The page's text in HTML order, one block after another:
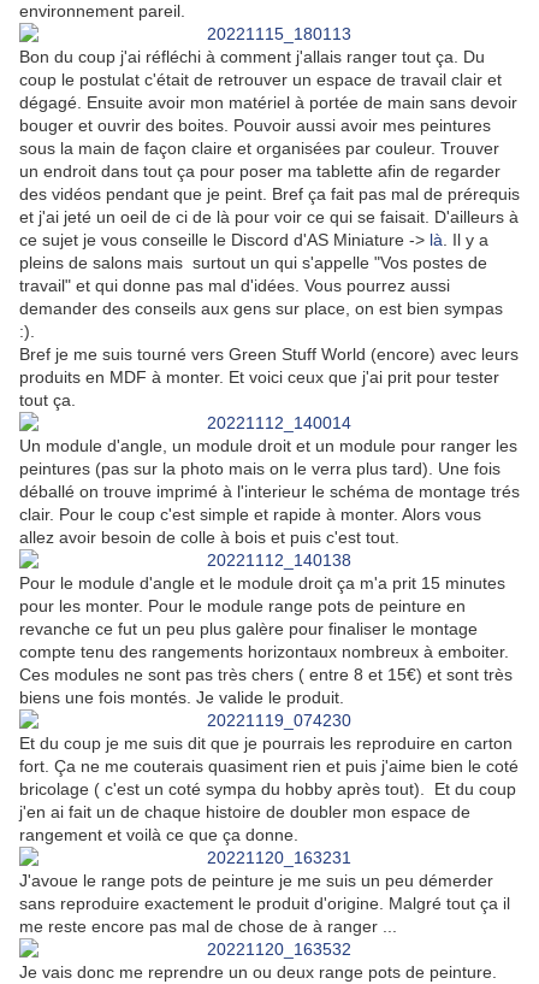
environnement pareil.
Bon du coup j'ai réfléchi à comment j'allais ranger tout ça. Du
coup le postulat c'était de retrouver un espace de travail clair et
dégagé. Ensuite avoir mon matériel à portée de main sans devoir
bouger et ouvrir des boites. Pouvoir aussi avoir mes peintures
sous la main de façon claire et organisées par couleur. Trouver
un endroit dans tout ça pour poser ma tablette afin de regarder
des vidéos pendant que je peint. Bref ça fait pas mal de prérequis
et j'ai jeté un oeil de ci de là pour voir ce qui se faisait. D'ailleurs à
ce sujet je vous conseille le Discord d'AS Miniature -> là . Il y a
pleins de salons mais surtout un qui s'appelle "Vos postes de
travail" et qui donne pas mal d'idées. Vous pourrez aussi
demander des conseils aux gens sur place, on est bien sympas
:).
Bref je me suis tourné vers Green Stuff World (encore) avec leurs
produits en MDF à monter. Et voici ceux que j'ai prit pour tester
tout ça.
Un module d'angle, un module droit et un module pour ranger les
peintures (pas sur la photo mais on le verra plus tard). Une fois
déballé on trouve imprimé à l'interieur le schéma de montage trés
clair. Pour le coup c'est simple et rapide à monter. Alors vous
allez avoir besoin de colle à bois et puis c'est tout.
Pour le module d'angle et le module droit ça m'a prit 15 minutes
pour les monter. Pour le module range pots de peinture en
revanche ce fut un peu plus galère pour finaliser le montage
compte tenu des rangements horizontaux nombreux à emboiter.
Ces modules ne sont pas très chers ( entre 8 et 15€) et sont très
biens une fois montés. Je valide le produit.
Et du coup je me suis dit que je pourrais les reproduire en carton
fort. Ça ne me couterais quasiment rien et puis j'aime bien le coté
bricolage ( c'est un coté sympa du hobby après tout). Et du coup
j'en ai fait un de chaque histoire de doubler mon espace de
rangement et voilà ce que ça donne.
J'avoue le range pots de peinture je me suis un peu démerder
sans reproduire exactement le produit d'origine. Malgré tout ça il
me reste encore pas mal de chose de à ranger ...
Je vais donc me reprendre un ou deux range pots de peinture.